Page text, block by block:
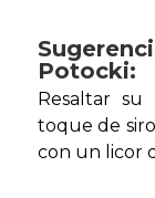
Potocki:
Resaltar
toque de
con un licor